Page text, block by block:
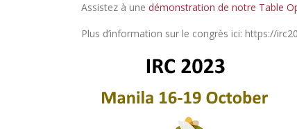
Assistez à une démonstration de notre Table
Plus d’information sur le congrès ici: https://